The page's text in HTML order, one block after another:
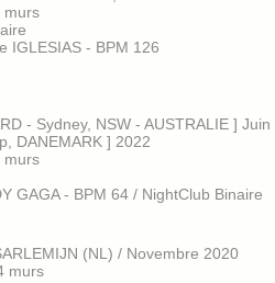
murs
IGLESIAS - BPM 126
- Sydney, NSW - AUSTRALIE ] Juin
DANEMARK ] 2022
murs
GAGA - BPM 64 / NightClub Binaire
(NL) / Novembre 2020
murs